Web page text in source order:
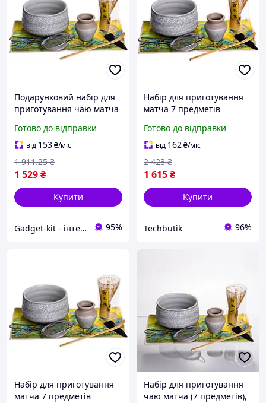
Подарунковий набір для
приготування чаю матча
Готово до відправки
від 153₴/міс
1 529₴
1 911.25 ₴
Купити
Gadget-kit - інтернет магазин аксесуарів для авто, дому, гаджетів | Електросамокати | Навушники 95%
Набір для приготування
матча 7 предметів
церемонії BT-6290
Готово до відправки
від 162₴/міс
1 615₴
2 423 ₴
Купити
Techbutik 96%
Набір для приготування
матча 7 предметів
Набір для приготування
чаю матча (7 предметів),